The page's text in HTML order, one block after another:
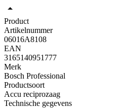
Product
Artikelnummer
06016A8108
EAN
3165140951777
Merk
Bosch Professional
Productsoort
Accu reciprozaag
Technische gegevens